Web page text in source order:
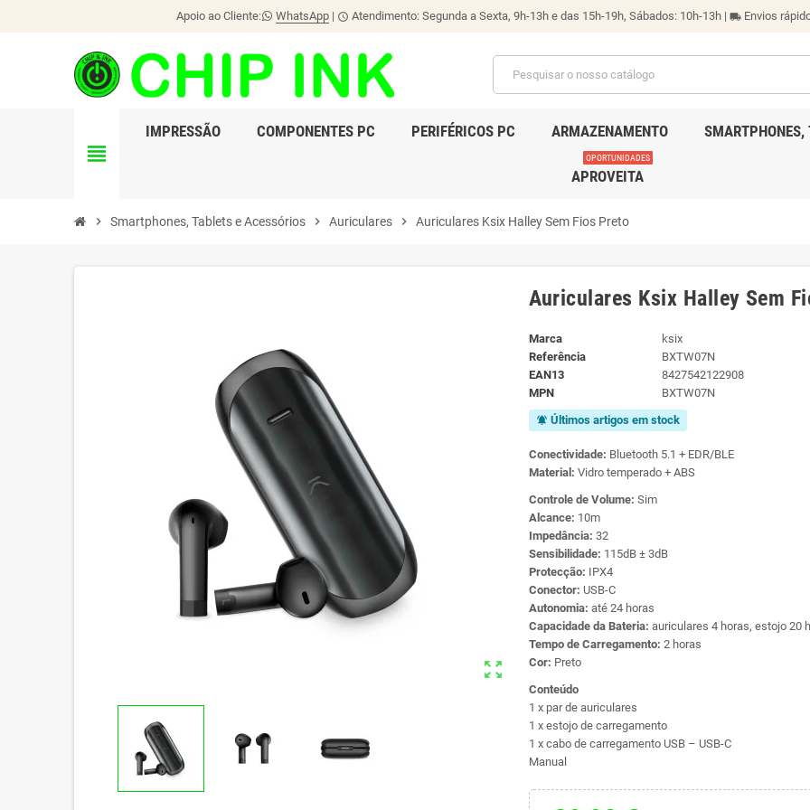
Apoio ao Cliente: WhatsApp | schedule Atendimento: Segunda a Sexta, 9h-13h e das 15h-19h, Sábados: 10h-13h | local_shipping Envios
view_headline
IMPRESSÃO COMPONENTES PC PERIFÉRICOS PC ARMAZENAMENTO SMARTPHONES,
APROVEITA
OPORTUNIDADES
chevron_right Smartphones, Tablets e Acessórios chevron_right Auriculares chevron_right Auriculares Ksix Halley Sem Fios Preto
zoom_out_map
Auriculares Ksix Halley Sem
Marca
ksix
Referência
BXTW07N
EAN13
8427542122908
MPN
BXTW07N
notifications_active Últimos artigos em stock
Conectividade: Bluetooth 5.1 + EDR/BLE
Material: Vidro temperado + ABS
Controle de Volume: Sim
Alcance: 10m
Impedância: 32
Sensibilidade: 115dB ± 3dB
Protecção: IPX4
Conector: USB-C
Autonomia: até 24 horas
Capacidade da Bateria: auriculares 4 horas, estojo 20
Tempo de Carregamento: 2 horas
Cor: Preto
Conteúdo
1 x par de auriculares
1 x estojo de carregamento
1 x cabo de carregamento USB – USB-C
Manual